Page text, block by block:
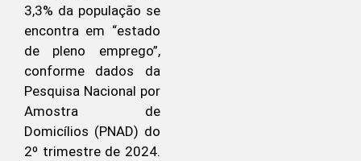
3,3% da população se
encontra em “estado
de pleno emprego”,
conforme dados da
Pesquisa Nacional por
Amostra de
Domicílios (PNAD) do
2º trimestre de 2024.